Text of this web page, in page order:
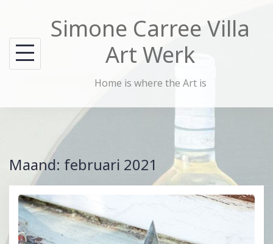
content
Simone Carree Villa
Art Werk
Home is where the Art is
Maand: februari 2021